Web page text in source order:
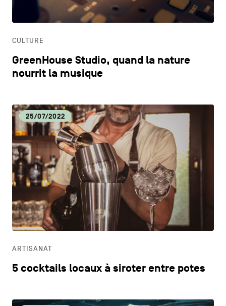
HORECA
CULTURE
GreenHouse Studio, quand la nature
nourrit la musique
25/07/2022
ARTISANAT
5 cocktails locaux à siroter entre potes